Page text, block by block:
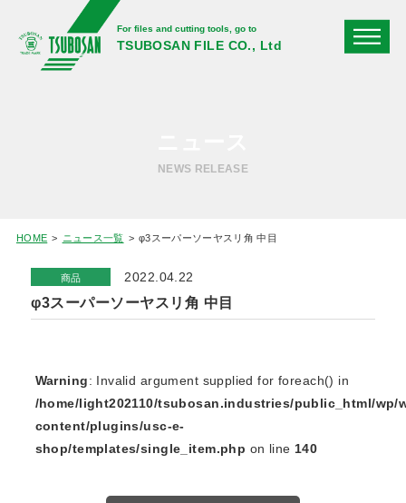
For files and cutting tools, go to
TSUBOSAN FILE CO., Ltd
NEWS RELEASE
HOME ニュース一覧 φ3スーパーソーヤスリ角 中目
商品 2022.04.22
φ3スーパーソーヤスリ角 中目
Warning: Invalid argument supplied for foreach() in
/home/light202110/tsubosan.industries/public_html/wp/
content/plugins/usc-e-
shop/templates/single_item.php on line 140